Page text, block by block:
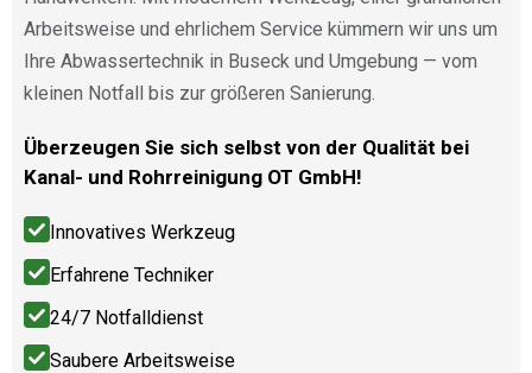
Arbeitsweise und ehrlichem Service kümmern wir uns um
Ihre Abwassertechnik in Buseck und Umgebung — vom
kleinen Notfall bis zur größeren Sanierung.
Überzeugen Sie sich selbst von der Qualität bei
Kanal- und Rohrreinigung OT GmbH!
Innovatives Werkzeug
Erfahrene Techniker
24/7 Notfalldienst
Saubere Arbeitsweise